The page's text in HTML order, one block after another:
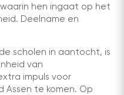
hen ingaat op het
Deelname en
scholen in aantocht, is
van
impuls voor
te komen. Op